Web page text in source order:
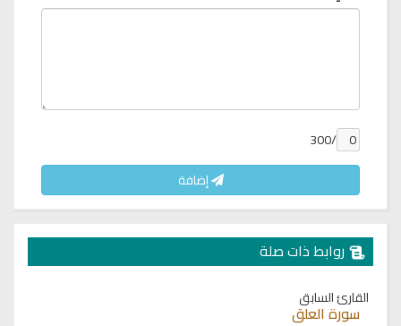
/300
إضافة
روابط ذات صلة
القارئ السابق
سورة العلق